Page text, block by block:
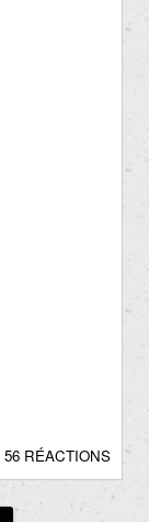
56 RÉACTIONS